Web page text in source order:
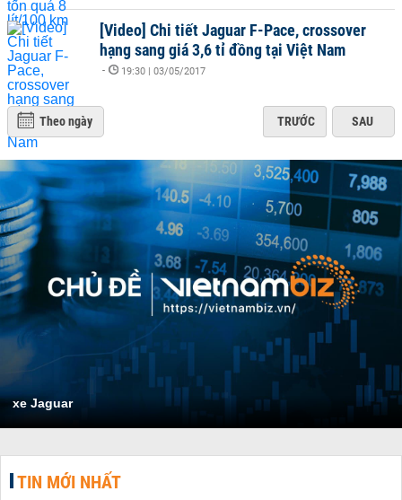
[Video] Chi tiết Jaguar F-Pace, crossover
hạng sang giá 3,6 tỉ đồng tại Việt Nam
- 19:30 | 03/05/2017
Theo ngày TRƯỚC SAU
xe Jaguar
TIN MỚI NHẤT